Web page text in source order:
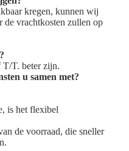
kregen, kunnen wij
de vrachtkosten zullen op
T/T. beter zijn.
u samen met?
is het flexibel
de voorraad, die sneller